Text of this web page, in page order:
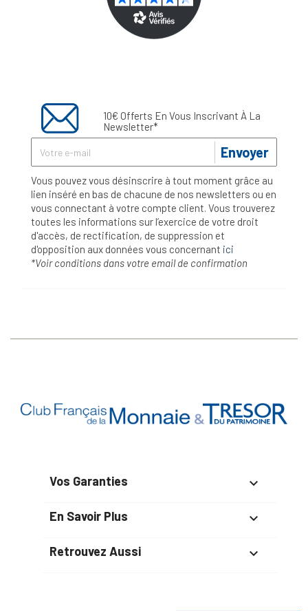
10€ Offerts En Vous Inscrivant À La
Newsletter*
Envoyer
Vous pouvez vous désinscrire à tout moment grâce au
lien inséré en bas de chacune de nos newsletters ou en
vous connectant à votre compte client. Vous trouverez
toutes les informations sur l’exercice de votre droit
d'accès, de rectification, de suppression et
d'opposition aux données vous concernant ici
*Voir conditions dans votre email de confirmation
Vos Garanties 
En Savoir Plus 
Retrouvez Aussi 